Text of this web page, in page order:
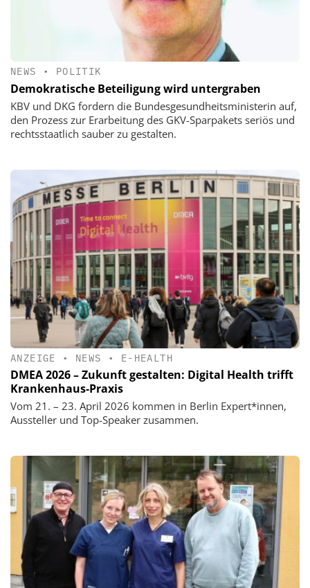
NEWS • POLITIK
Demokratische Beteiligung wird untergraben
KBV und DKG fordern die Bundesgesundheitsministerin auf,
den Prozess zur Erarbeitung des GKV-Sparpakets seriös und
rechtsstaatlich sauber zu gestalten.
ANZEIGE • NEWS • E-HEALTH
DMEA 2026 – Zukunft gestalten: Digital Health trifft
Krankenhaus-Praxis
Vom 21. – 23. April 2026 kommen in Berlin Expert*innen,
Aussteller und Top-Speaker zusammen.